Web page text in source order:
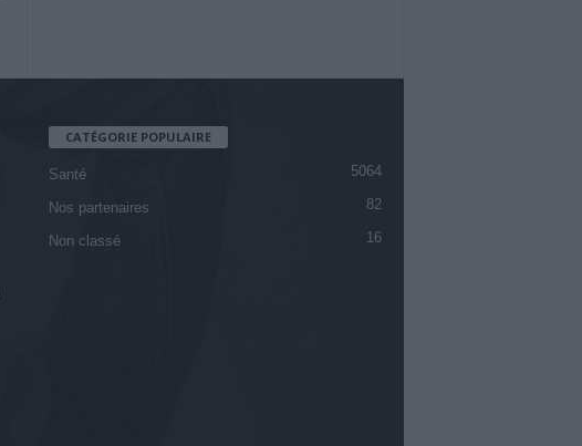
CATÉGORIE POPULAIRE
Santé 5064
Nos partenaires 82
Non classé 16